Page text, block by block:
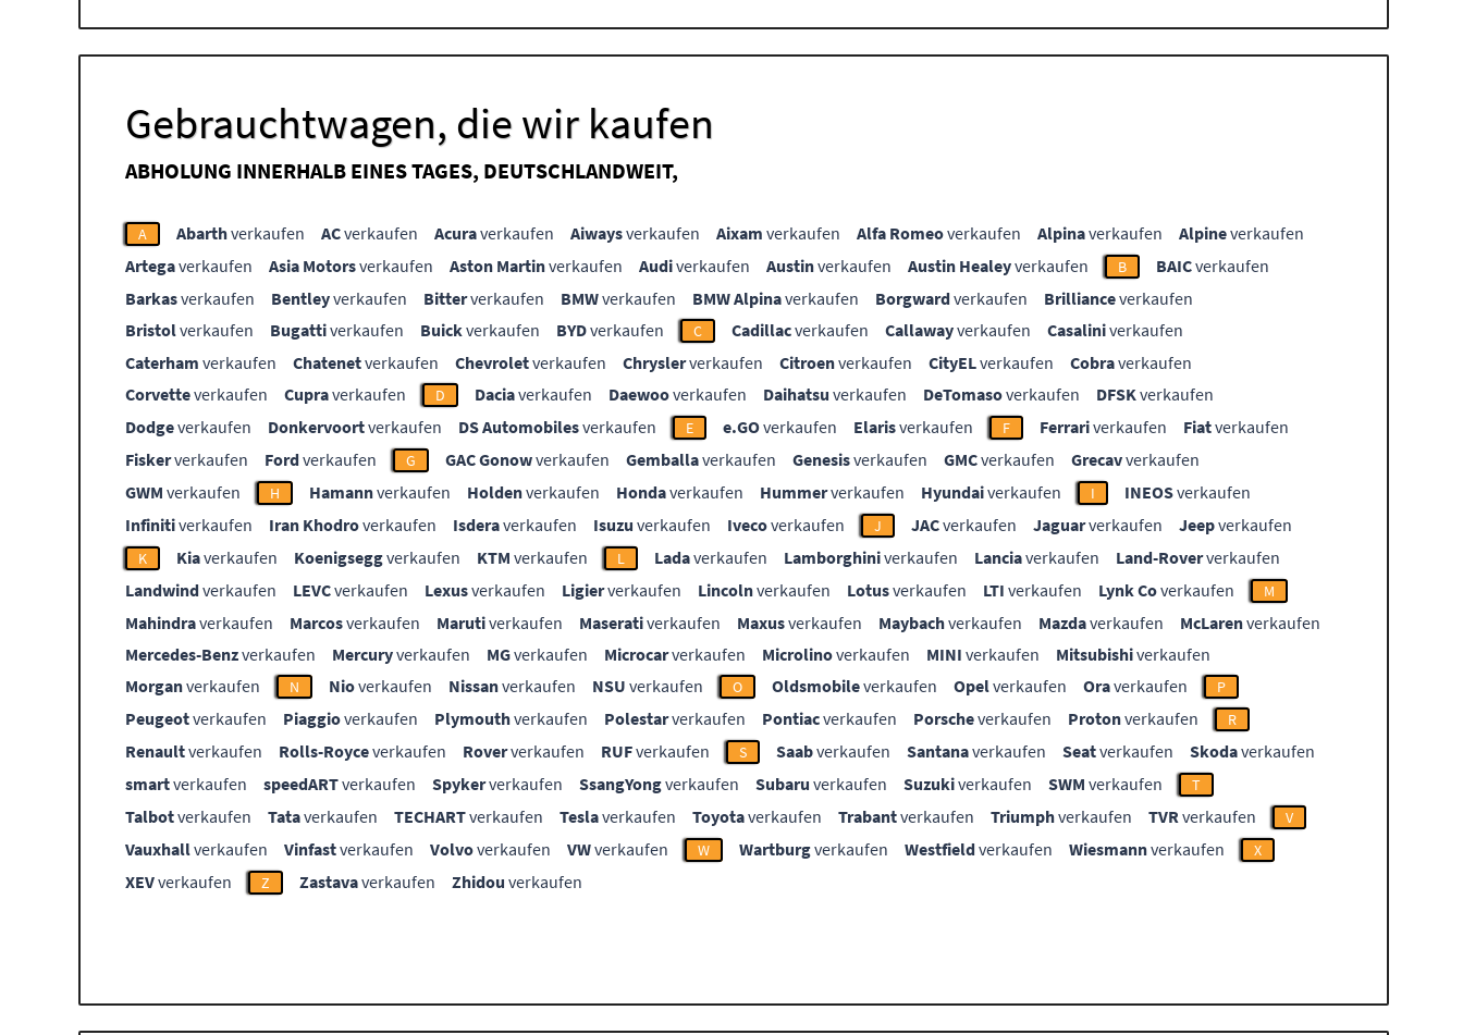
Gebrauchtwagen, die wir kaufen
ABHOLUNG INNERHALB EINES TAGES, DEUTSCHLANDWEIT,
A Abarthverkaufen ACverkaufen Acuraverkaufen Aiwaysverkaufen Aixam verkaufen Alfa Romeoverkaufen Alpinaverkaufen Alpineverkaufen
Artegaverkaufen Asia Motorsverkaufen Aston Martinverkaufen Audiverkaufen Austinverkaufen Austin Healeyverkaufen B BAICverkaufen
Barkasverkaufen Bentleyverkaufen Bitterverkaufen BMWverkaufen BMW Alpinaverkaufen Borgwardverkaufen Brillianceverkaufen
Bristolverkaufen Bugattiverkaufen Buickverkaufen BYDverkaufen C Cadillacverkaufen Callawayverkaufen Casaliniverkaufen
Caterham verkaufen Chatenetverkaufen Chevroletverkaufen Chryslerverkaufen Citroenverkaufen CityELverkaufen Cobraverkaufen
Corvetteverkaufen Cupraverkaufen D Daciaverkaufen Daewooverkaufen Daihatsu verkaufen DeTomasoverkaufen DFSKverkaufen
Dodgeverkaufen Donkervoortverkaufen DS Automobilesverkaufen E e.GOverkaufen Elarisverkaufen F Ferrariverkaufen Fiatverkaufen
Fiskerverkaufen Fordverkaufen G GAC Gonowverkaufen Gemballaverkaufen Genesisverkaufen GMCverkaufen Grecavverkaufen
GWM verkaufen H Hamannverkaufen Holdenverkaufen Hondaverkaufen Hummerverkaufen Hyundaiverkaufen I INEOSverkaufen
Infinitiverkaufen Iran Khodroverkaufen Isderaverkaufen Isuzu verkaufen Ivecoverkaufen J JACverkaufen Jaguarverkaufen Jeepverkaufen
K Kiaverkaufen Koenigseggverkaufen KTM verkaufen L Ladaverkaufen Lamborghiniverkaufen Lanciaverkaufen Land-Roververkaufen
Landwindverkaufen LEVCverkaufen Lexusverkaufen Ligierverkaufen Lincolnverkaufen Lotusverkaufen LTI verkaufen Lynk Coverkaufen M
Mahindraverkaufen Marcosverkaufen Marutiverkaufen Maserativerkaufen Maxusverkaufen Maybachverkaufen Mazdaverkaufen McLarenverkaufen
Mercedes-Benzverkaufen Mercuryverkaufen MGverkaufen Microcarverkaufen Microlinoverkaufen MINI verkaufen Mitsubishiverkaufen
Morganverkaufen N Nioverkaufen Nissanverkaufen NSU verkaufen O Oldsmobileverkaufen Opelverkaufen Oraverkaufen P
Peugeotverkaufen Piaggioverkaufen Plymouthverkaufen Polestarverkaufen Pontiacverkaufen Porscheverkaufen Protonverkaufen R
Renaultverkaufen Rolls-Royceverkaufen Roververkaufen RUFverkaufen S Saabverkaufen Santanaverkaufen Seatverkaufen Skodaverkaufen
smartverkaufen speedARTverkaufen Spykerverkaufen SsangYongverkaufen Subaru verkaufen Suzukiverkaufen SWM verkaufen T
Talbotverkaufen Tataverkaufen TECHARTverkaufen Teslaverkaufen Toyotaverkaufen Trabantverkaufen Triumphverkaufen TVRverkaufen V
Vauxhallverkaufen Vinfastverkaufen Volvoverkaufen VWverkaufen W Wartburgverkaufen Westfieldverkaufen Wiesmannverkaufen X
XEVverkaufen Z Zastavaverkaufen Zhidou verkaufen